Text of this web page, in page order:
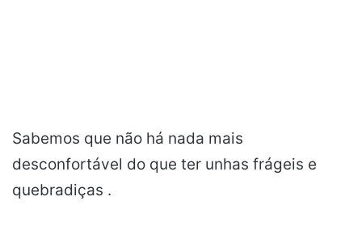
Sabemos que não há nada mais
desconfortável do que ter unhas frágeis e
quebradiças .